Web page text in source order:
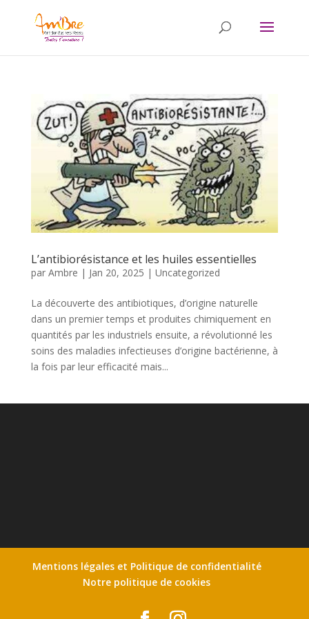
L’antibiorésistance et les huiles essentielles
par Ambre | Jan 20, 2025 | Uncategorized
La découverte des antibiotiques, d’origine naturelle
dans un premier temps et produites chimiquement en
quantités par les industriels ensuite, a révolutionné les
soins des maladies infectieuses d’origine bactérienne, à
la fois par leur efficacité mais...
Mentions légales et Politique de confidentialité
Notre politique de cookies